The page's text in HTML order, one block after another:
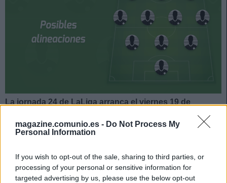
magazine.comunio.es - Do Not Process My
Personal Information
If you wish to opt-out of the sale, sharing to third parties, or
processing of your personal or sensitive information for
targeted advertising by us, please use the below opt-out
La jornada 24 de LaLiga arranca el viernes 19 de
febrero. Athletic y Villarreal se enfrentarán el domingo a
las 21:00 horas. ¿Quién jugará en los locales? ¿Con qué
Athletic